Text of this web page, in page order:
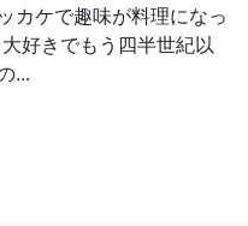
カケで趣味が料理になっ
好きでもう四半世紀以
...